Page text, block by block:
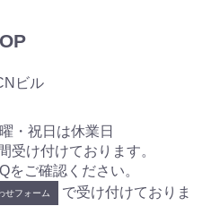
ビル
・祝日は休業日
受け付けております。
をご確認ください。
せフォーム
で受け付けておりま